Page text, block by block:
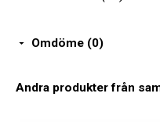
Omdöme (0)
Andra produkter från